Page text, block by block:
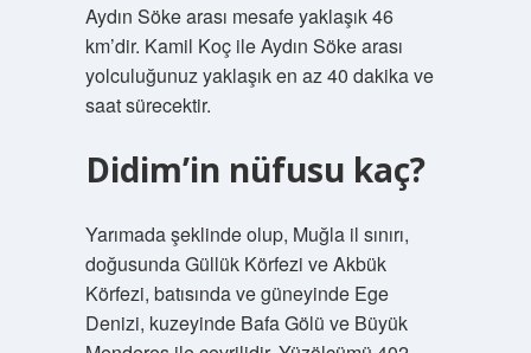
Aydın Söke arası mesafe yaklaşık 46
km’dir. Kamil Koç ile Aydın Söke arası
yolculuğunuz yaklaşık en az 40 dakika ve
saat sürecektir.
Didim’in nüfusu kaç?
Yarımada şeklinde olup, Muğla il sınırı,
doğusunda Güllük Körfezi ve Akbük
Körfezi, batısında ve güneyinde Ege
Denizi, kuzeyinde Bafa Gölü ve Büyük